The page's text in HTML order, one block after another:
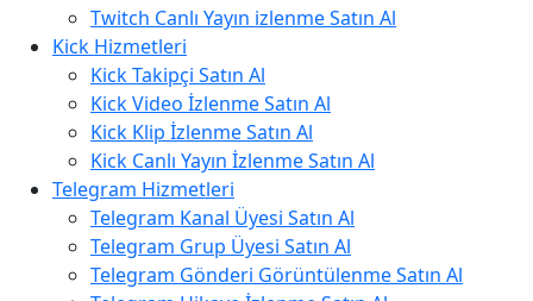
Twitch Canlı Yayın izlenme Satın Al
Kick Hizmetleri
Kick Takipçi Satın Al
Kick Video İzlenme Satın Al
Kick Klip İzlenme Satın Al
Kick Canlı Yayın İzlenme Satın Al
Telegram Hizmetleri
Telegram Kanal Üyesi Satın Al
Telegram Grup Üyesi Satın Al
Telegram Gönderi Görüntülenme Satın Al